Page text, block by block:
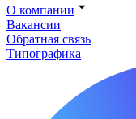
О компании
Вакансии
Обратная связь
Типографика